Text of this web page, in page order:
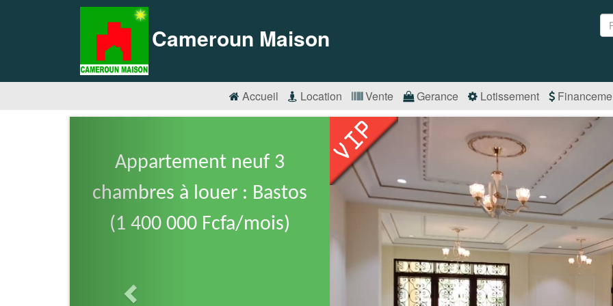
Cameroun Maison
Accueil Location Vente Gerance Lotissement
Appartement neuf 3
chambres à louer : Bastos
(1 400 000 Fcfa/mois)